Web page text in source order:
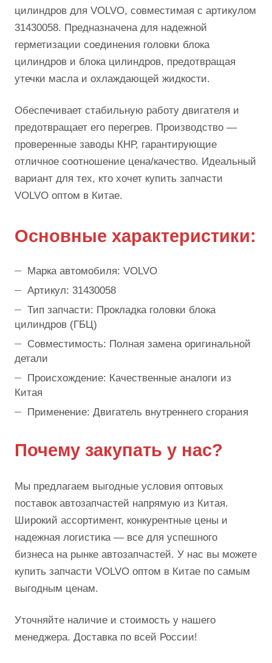
цилиндров для VOLVO, совместимая с артикулом
31430058. Предназначена для надежной
герметизации соединения головки блока
цилиндров и блока цилиндров, предотвращая
утечки масла и охлаждающей жидкости.
Обеспечивает стабильную работу двигателя и
предотвращает его перегрев. Производство —
проверенные заводы КНР, гарантирующие
отличное соотношение цена/качество. Идеальный
вариант для тех, кто хочет купить запчасти
VOLVO оптом в Китае.
Основные характеристики:
Марка автомобиля: VOLVO
Артикул: 31430058
Тип запчасти: Прокладка головки блока
цилиндров (ГБЦ)
Совместимость: Полная замена оригинальной
детали
Происхождение: Качественные аналоги из
Китая
Применение: Двигатель внутреннего сгорания
Почему закупать у нас?
Мы предлагаем выгодные условия оптовых
поставок автозапчастей напрямую из Китая.
Широкий ассортимент, конкурентные цены и
надежная логистика — все для успешного
бизнеса на рынке автозапчастей. У нас вы можете
купить запчасти VOLVO оптом в Китае по самым
выгодным ценам.
Уточняйте наличие и стоимость у нашего
менеджера. Доставка по всей России!